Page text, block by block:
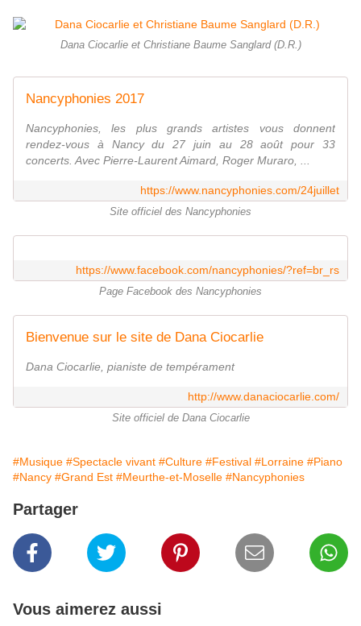
Dana Ciocarlie et Christiane Baume Sanglard (D.R.)
Nancyphonies 2017
Nancyphonies, les plus grands artistes vous donnent
rendez-vous à Nancy du 27 juin au 28 août pour 33
concerts. Avec Pierre-Laurent Aimard, Roger Muraro, ...
https://www.nancyphonies.com/24juillet
Site officiel des Nancyphonies
https://www.facebook.com/nancyphonies/?ref=br_rs
Page Facebook des Nancyphonies
Bienvenue sur le site de Dana Ciocarlie
Dana Ciocarlie, pianiste de tempérament
http://www.danaciocarlie.com/
Site officiel de Dana Ciocarlie
#Musique #Spectacle vivant #Culture #Festival #Lorraine #Piano
#Nancy #Grand Est #Meurthe-et-Moselle #Nancyphonies
Partager
Vous aimerez aussi